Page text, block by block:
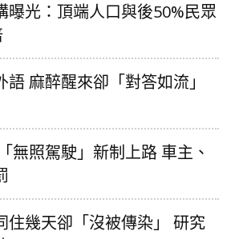
曝光：頂端人口與後50%民眾
麻醉醒來卻「對答如流」
無照駕駛」新制上路 車主、
住幾天卻「沒被傳染」 研究